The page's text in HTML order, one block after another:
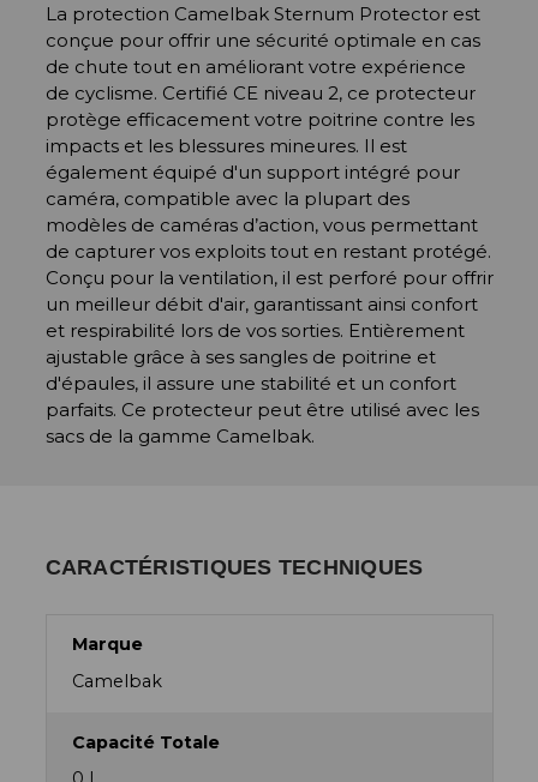
La protection Camelbak Sternum Protector est
conçue pour offrir une sécurité optimale en cas
de chute tout en améliorant votre expérience
de cyclisme. Certifié CE niveau 2, ce protecteur
protège efficacement votre poitrine contre les
impacts et les blessures mineures. Il est
également équipé d'un support intégré pour
caméra, compatible avec la plupart des
modèles de caméras d’action, vous permettant
de capturer vos exploits tout en restant protégé.
Conçu pour la ventilation, il est perforé pour offrir
un meilleur débit d'air, garantissant ainsi confort
et respirabilité lors de vos sorties. Entièrement
ajustable grâce à ses sangles de poitrine et
d'épaules, il assure une stabilité et un confort
parfaits. Ce protecteur peut être utilisé avec les
sacs de la gamme Camelbak.
CARACTÉRISTIQUES TECHNIQUES
Marque
Camelbak
Capacité Totale